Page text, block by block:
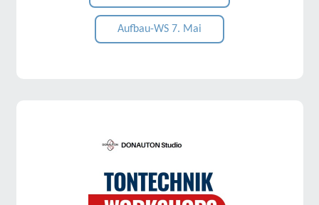
Aufbau-WS 7. Mai